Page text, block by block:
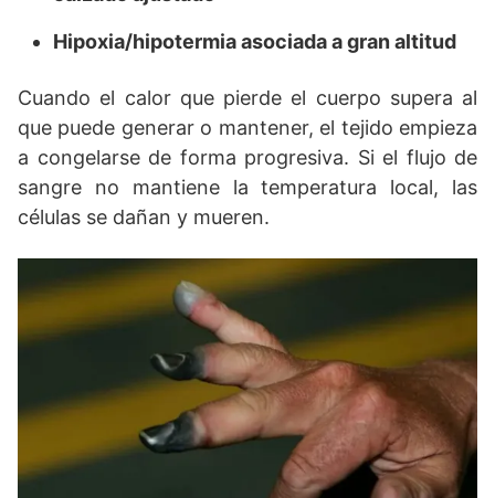
Hipoxia/hipotermia asociada a gran altitud
Cuando el calor que pierde el cuerpo supera al
que puede generar o mantener, el tejido empieza
a congelarse de forma progresiva. Si el flujo de
sangre no mantiene la temperatura local, las
células se dañan y mueren.